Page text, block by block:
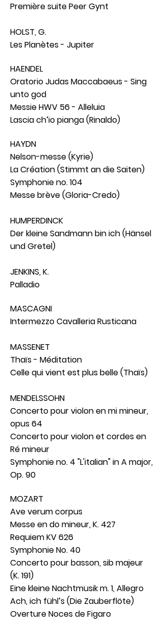
Première suite Peer Gynt
HOLST, G.
Les Planètes - Jupiter
HAENDEL
Oratorio Judas Maccabaeus - Sing
unto god
Messie HWV 56 - Alleluia
Lascia ch’io pianga (Rinaldo)
HAYDN
Nelson-messe (Kyrie)
La Création (Stimmt an die Saiten)
Symphonie no. 104
Messe brève (Gloria-Credo)
HUMPERDINCK
Der kleine Sandmann bin ich (Hänsel
und Gretel)
JENKINS, K.
Palladio
MASCAGNI
Intermezzo Cavalleria Rusticana
MASSENET
Thaïs - Méditation
Celle qui vient est plus belle (Thaïs)
MENDELSSOHN
Concerto pour violon en mi mineur,
opus 64
Concerto pour violon et cordes en
Ré mineur
Symphonie no. 4 "L'italian" in A major,
Op. 90
MOZART
Ave verum corpus
Messe en do mineur, K. 427
Requiem KV 626
Symphonie No. 40
Concerto pour basson, sib majeur
(K. 191)
Eine kleine Nachtmusik m. 1, Allegro
Ach, ich fühl’s (Die Zauberflöte)
Overture Noces de Figaro